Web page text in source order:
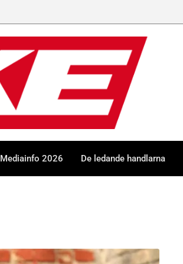
Mediainfo 2026 De ledande handlarna